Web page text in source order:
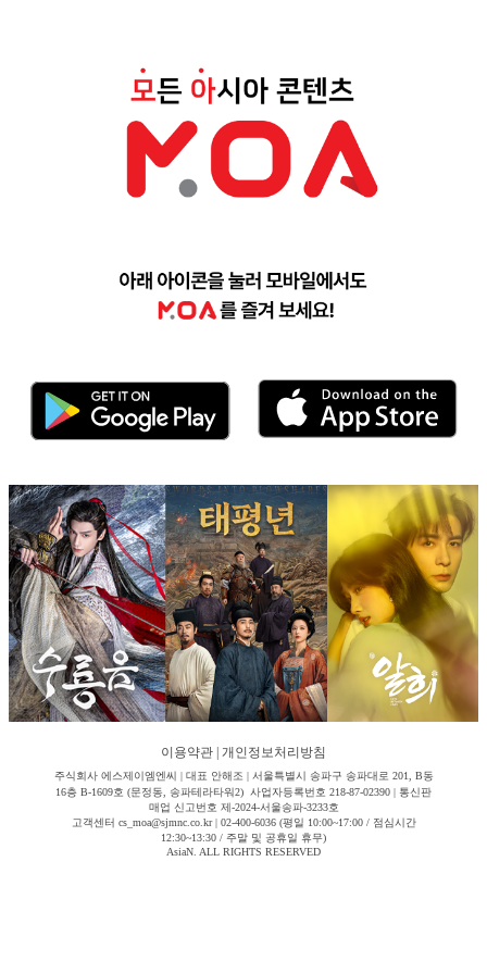
이용약관 개인정보처리방침
주식회사 에스제이엠엔씨 | 대표 안해조 | 서울특별시 송파구 송파대로 201, B동
16층 B-1609호 (문정동, 송파테라타워2) 사업자등록번호 218-87-02390 | 통신판
매업 신고번호 제-2024-서울송파-3233호
고객센터 cs_moa@sjmnc.co.kr | 02-400-6036 (평일 10:00~17:00 / 점심시간
12:30~13:30 / 주말 및 공휴일 휴무)
AsiaN. ALL RIGHTS RESERVED